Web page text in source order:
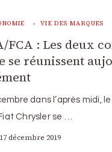
VIE DES MARQUES
FCA : Les deux
se réunissent
dans l’après midi,
Chrysler se …
17 décembre 2019